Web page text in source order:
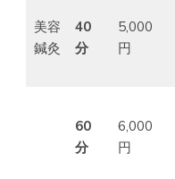
美容
鍼灸
40
分
5,000
円
60
分
6,000
円